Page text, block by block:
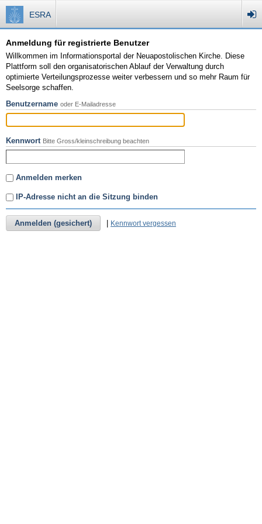
ESRA
Anmeldung für registrierte Benutzer
Willkommen im Informationsportal der Neuapostolischen Kirche. Diese
Plattform soll den organisatorischen Ablauf der Verwaltung durch
optimierte Verteilungsprozesse weiter verbessern und so mehr Raum für
Seelsorge schaffen.
Benutzername oder E-Mailadresse
Kennwort Bitte Gross/kleinschreibung beachten
Anmelden merken
IP-Adresse nicht an die Sitzung binden
Anmelden (gesichert) Kennwort vergessen